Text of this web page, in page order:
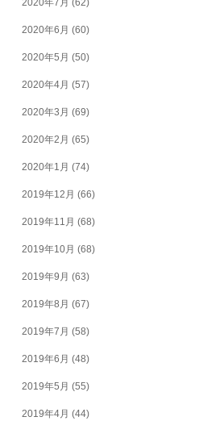
2020年7月 (62)
2020年6月 (60)
2020年5月 (50)
2020年4月 (57)
2020年3月 (69)
2020年2月 (65)
2020年1月 (74)
2019年12月 (66)
2019年11月 (68)
2019年10月 (68)
2019年9月 (63)
2019年8月 (67)
2019年7月 (58)
2019年6月 (48)
2019年5月 (55)
2019年4月 (44)